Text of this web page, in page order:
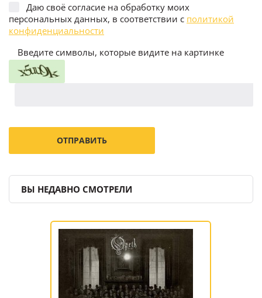
Даю своё согласие на обработку моих
персональных данных, в соответствии с политикой
конфиденциальности
Введите символы, которые видите на картинке
ВЫ НЕДАВНО СМОТРЕЛИ